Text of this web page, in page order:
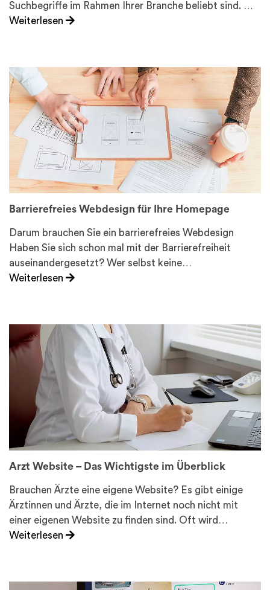
Suchbegriffe im Rahmen Ihrer Branche beliebt sind. …
Weiterlesen
Barrierefreies Webdesign für Ihre Homepage
Darum brauchen Sie ein barrierefreies Webdesign
Haben Sie sich schon mal mit der Barrierefreiheit
auseinandergesetzt? Wer selbst keine…
Weiterlesen
Arzt Website – Das Wichtigste im Überblick
Brauchen Ärzte eine eigene Website? Es gibt einige
Ärztinnen und Ärzte, die im Internet noch nicht mit
einer eigenen Website zu finden sind. Oft wird…
Weiterlesen